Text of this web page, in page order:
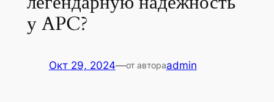
у APC?
Окт 29, 2024—от автораadmin